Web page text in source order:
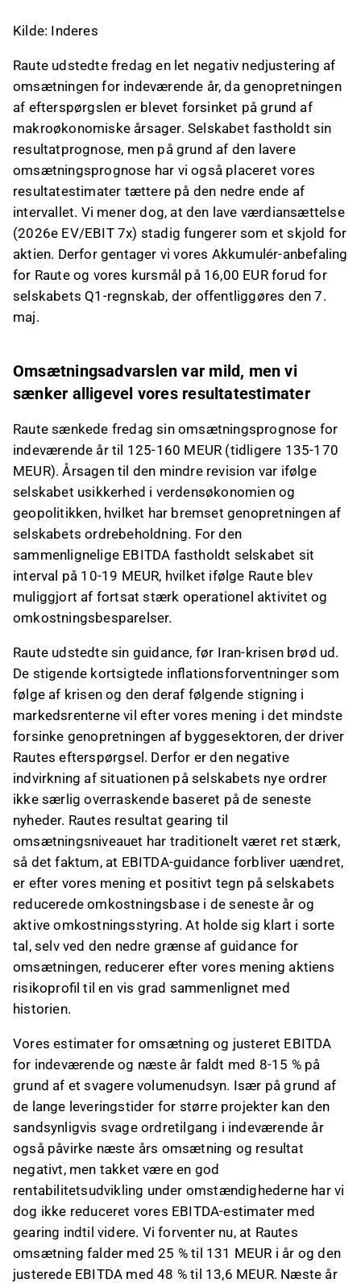
Kilde: Inderes
Raute udstedte fredag en let negativ nedjustering af
omsætningen for indeværende år, da genopretningen
af efterspørgslen er blevet forsinket på grund af
makroøkonomiske årsager. Selskabet fastholdt sin
resultatprognose, men på grund af den lavere
omsætningsprognose har vi også placeret vores
resultatestimater tættere på den nedre ende af
intervallet. Vi mener dog, at den lave værdiansættelse
(2026e EV/EBIT 7x) stadig fungerer som et skjold for
aktien. Derfor gentager vi vores Akkumulér-anbefaling
for Raute og vores kursmål på 16,00 EUR forud for
selskabets Q1-regnskab, der offentliggøres den 7.
maj.
Omsætningsadvarslen var mild, men vi
sænker alligevel vores resultatestimater
Raute sænkede fredag sin omsætningsprognose for
indeværende år til 125-160 MEUR (tidligere 135-170
MEUR). Årsagen til den mindre revision var ifølge
selskabet usikkerhed i verdensøkonomien og
geopolitikken, hvilket har bremset genopretningen af
selskabets ordrebeholdning. For den
sammenlignelige EBITDA fastholdt selskabet sit
interval på 10-19 MEUR, hvilket ifølge Raute blev
muliggjort af fortsat stærk operationel aktivitet og
omkostningsbesparelser.
Raute udstedte sin guidance, før Iran-krisen brød ud.
De stigende kortsigtede inflationsforventninger som
følge af krisen og den deraf følgende stigning i
markedsrenterne vil efter vores mening i det mindste
forsinke genopretningen af byggesektoren, der driver
Rautes efterspørgsel. Derfor er den negative
indvirkning af situationen på selskabets nye ordrer
ikke særlig overraskende baseret på de seneste
nyheder. Rautes resultat gearing til
omsætningsniveauet har traditionelt været ret stærk,
så det faktum, at EBITDA-guidance forbliver uændret,
er efter vores mening et positivt tegn på selskabets
reducerede omkostningsbase i de seneste år og
aktive omkostningsstyring. At holde sig klart i sorte
tal, selv ved den nedre grænse af guidance for
omsætningen, reducerer efter vores mening aktiens
risikoprofil til en vis grad sammenlignet med
historien.
Vores estimater for omsætning og justeret EBITDA
for indeværende og næste år faldt med 8-15 % på
grund af et svagere volumenudsyn. Især på grund af
de lange leveringstider for større projekter kan den
sandsynligvis svage ordretilgang i indeværende år
også påvirke næste års omsætning og resultat
negativt, men takket være en god
rentabilitetsudvikling under omstændighederne har vi
dog ikke reduceret vores EBITDA-estimater med
gearing indtil videre. Vi forventer nu, at Rautes
omsætning falder med 25 % til 131 MEUR i år og den
justerede EBITDA med 48 % til 13,6 MEUR. Næste år